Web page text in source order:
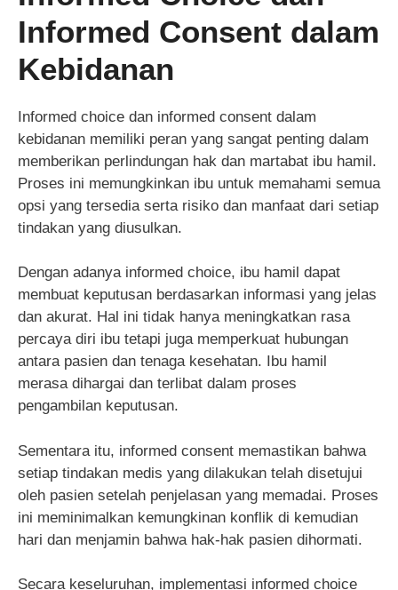
Informed Consent dalam
Kebidanan
Informed choice dan informed consent dalam
kebidanan memiliki peran yang sangat penting dalam
memberikan perlindungan hak dan martabat ibu hamil.
Proses ini memungkinkan ibu untuk memahami semua
opsi yang tersedia serta risiko dan manfaat dari setiap
tindakan yang diusulkan.
Dengan adanya informed choice, ibu hamil dapat
membuat keputusan berdasarkan informasi yang jelas
dan akurat. Hal ini tidak hanya meningkatkan rasa
percaya diri ibu tetapi juga memperkuat hubungan
antara pasien dan tenaga kesehatan. Ibu hamil
merasa dihargai dan terlibat dalam proses
pengambilan keputusan.
Sementara itu, informed consent memastikan bahwa
setiap tindakan medis yang dilakukan telah disetujui
oleh pasien setelah penjelasan yang memadai. Proses
ini meminimalkan kemungkinan konflik di kemudian
hari dan menjamin bahwa hak-hak pasien dihormati.
Secara keseluruhan, implementasi informed choice